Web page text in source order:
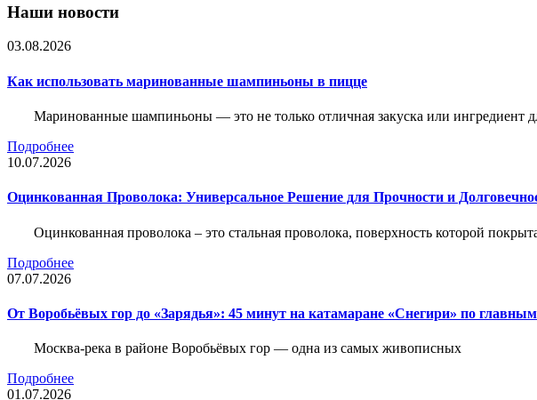
Наши новости
03.08.2026
Как использовать маринованные шампиньоны в пицце
Маринованные шампиньоны — это не только отличная закуска или ингредиент
Подробнее
10.07.2026
Оцинкованная Проволока: Универсальное Решение для Прочности и
Оцинкованная проволока – это стальная проволока, поверхность которой
Подробнее
07.07.2026
От Воробьёвых гор до «Зарядья»: 45 минут на катамаране «Снегири» по
Москва-река в районе Воробьёвых гор — одна из самых живописных
Подробнее
01.07.2026